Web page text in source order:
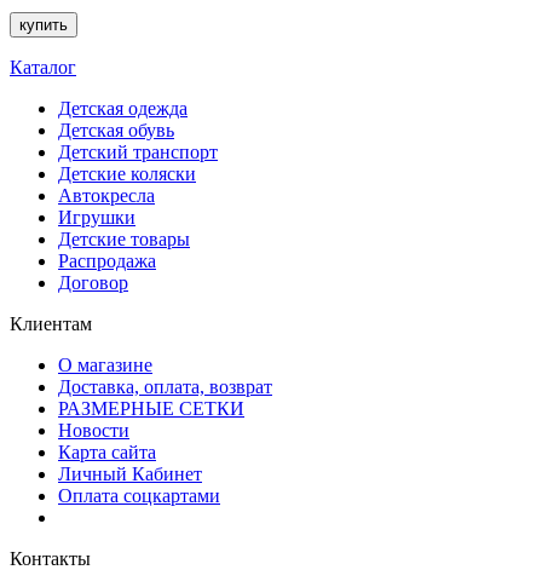
купить
Каталог
Детская одежда
Детская обувь
Детский транспорт
Детские коляски
Автокресла
Игрушки
Детские товары
Распродажа
Договор
Клиентам
О магазине
Доставка, оплата, возврат
РАЗМЕРНЫЕ СЕТКИ
Новости
Карта сайта
Личный Кабинет
Оплата соцкартами
Контакты